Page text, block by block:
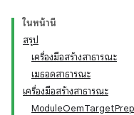
ในหน้านี้
สรุป
เครื่องมือสร้างสาธารณะ
เมธอดสาธารณะ
เครื่องมือสร้างสาธารณะ